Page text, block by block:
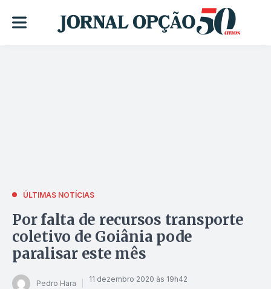
ÚLTIMAS NOTÍCIAS
Por falta de recursos transporte
coletivo de Goiânia pode
paralisar este mês
Pedro Hara 11 dezembro 2020 às 19h42